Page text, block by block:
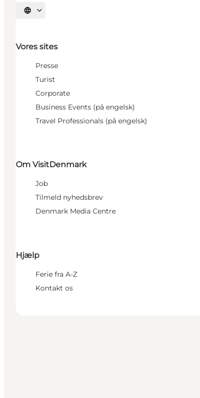
Vælg sprog
Vores sites
Presse
Turist
Corporate
Business Events (på engelsk)
Travel Professionals (på engelsk)
Om VisitDenmark
Job
Tilmeld nyhedsbrev
Denmark Media Centre
Hjælp
Ferie fra A-Z
Kontakt os